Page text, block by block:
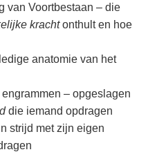
van Voortbestaan – die
krachtonthult en hoe
anatomie van het
– opgeslagen
die iemand opdragen
strijd met zijn eigen